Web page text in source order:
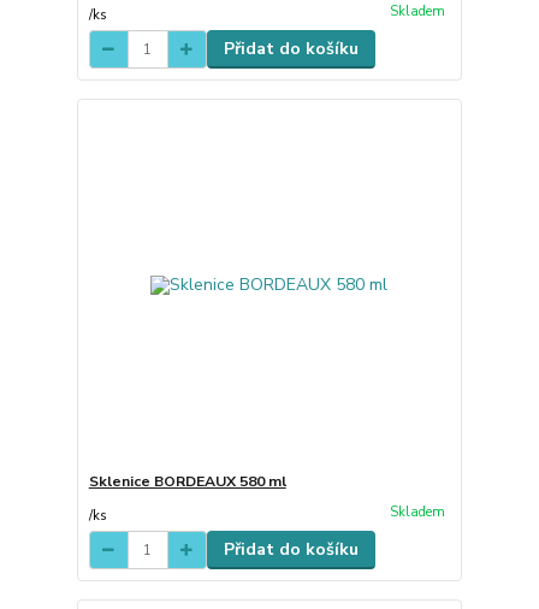
/ks Skladem
Přidat do košíku
Sklenice BORDEAUX 580 ml
/ks Skladem
Přidat do košíku